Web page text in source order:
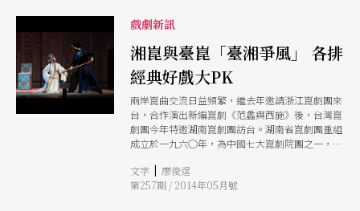
戲劇新訊
湘崑與臺崑「臺湘爭風」 各排
經典好戲大PK
兩岸崑曲交流日益頻繁，繼去年邀請浙江崑劇團來
台，合作演出新編崑劇《范蠡與西施》後，台灣崑
劇團今年特邀湖南崑劇團訪台。湖南省崑劇團重組
成立於一九六○年，為中國七大崑劇院團之一，在
湘崑音樂既有文雅的共性，又有質樸的個性，表演
上優美細膩中顯出粗獷豪放的風格。受本土地域文
文字 | 廖俊逞
第257期 / 2014年05月號